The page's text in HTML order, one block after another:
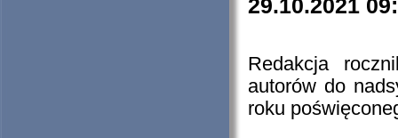
29.10.2021
Redakcja
autorów do
roku